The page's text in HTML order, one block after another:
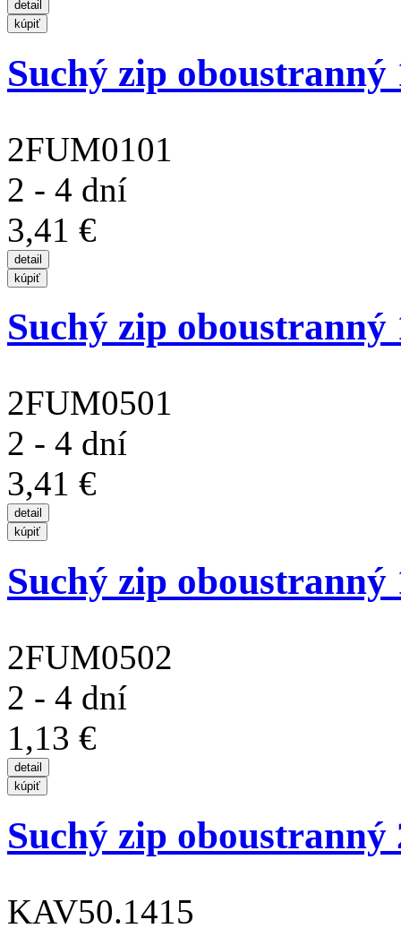
Suchý zip oboustranný
2FUM0101
2 - 4 dní
3,41 €
Suchý zip oboustranný
2FUM0501
2 - 4 dní
3,41 €
Suchý zip oboustranný
2FUM0502
2 - 4 dní
1,13 €
Suchý zip
KAV50.1415